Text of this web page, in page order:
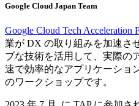
Google Cloud Japan Team
Google Cloud Tech Acceleration
業が DX の取り組みを加速さ
ブな技術を活用して、実際の
速で効率的なアプリケーショ
のワークショップです。